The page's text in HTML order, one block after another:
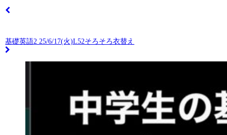
基礎英語2 25/6/17(火)L52そろそろ衣替え